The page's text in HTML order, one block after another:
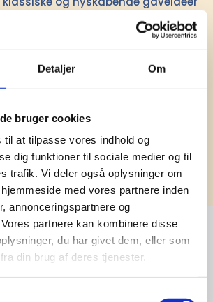
Detaljer Om
bruger cookies
til at tilpasse vores indhold og
dig funktioner til sociale medier og til
trafik. Vi deler også oplysninger om
med vores partnere inden
annonceringspartnere og
partnere kan kombinere disse
du har givet dem, eller som
din brug af deres tjenester.
Vi kan det der med firmagaver, og
god personlig service til en
pris siden 1991.
Tilmeld
Stærke